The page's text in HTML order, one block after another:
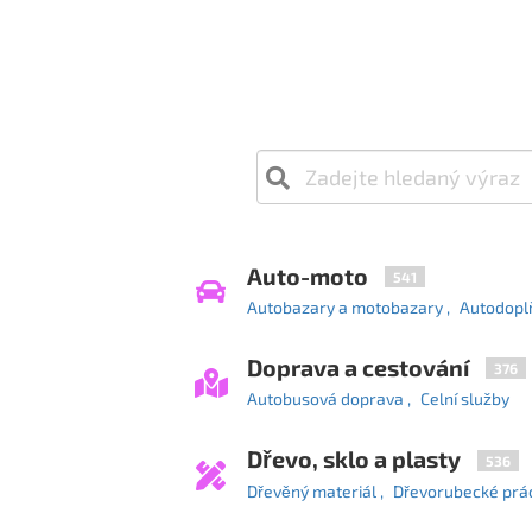
Auto-moto 541
Autobazary a motobazary
Doprava a cestování 376
Autobusová doprava Celní služby
Dřevo, sklo a plasty 536
Dřevěný materiál Dřevorubecké